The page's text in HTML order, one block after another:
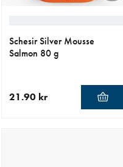
Schesir Silver Mousse
Salmon 80 g
21.90 kr